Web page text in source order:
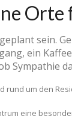
sein.
ein
Sympathie
rund um den
eine